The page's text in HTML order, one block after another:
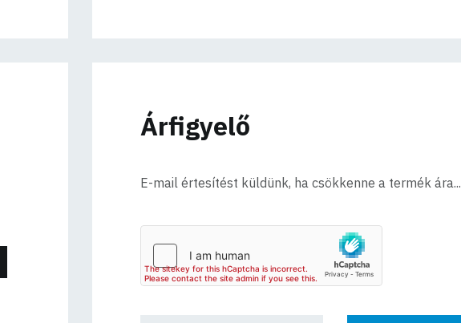
Árfigyelő
E-mail értesítést küldünk, ha csökkenne a termék ára...